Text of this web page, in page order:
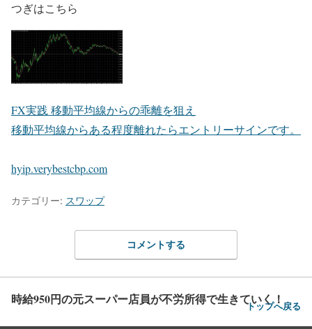
つぎはこちら
FX実践 移動平均線からの乖離を狙え
移動平均線からある程度離れたらエントリーサインです。
hyip.verybestcbp.com
カテゴリー: スワップ
コメントする
時給950円の元スーパー店員が不労所得で生きていく！
トップへ戻る